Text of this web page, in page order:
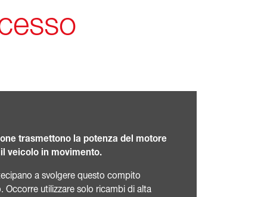
trasmettono la potenza del motore
veicolo in movimento.
a svolgere questo compito
Occorre utilizzare solo ricambi di alta